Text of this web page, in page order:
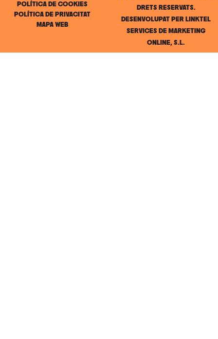
DRETS RESERVATS.
DESENVOLUPAT PER LINKTEL
SERVICES DE MARKETING
ONLINE, S.L.
POLÍTICA DE COOKIES
POLÍTICA DE PRIVACITAT
MAPA WEB